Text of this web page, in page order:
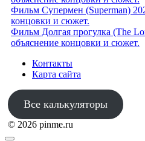
Фильм Супермен (Superman)
концовки и сюжет.
Фильм Долгая прогулка (The
объяснение концовки и сюжет.
Контакты
Карта сайта
Все калькуляторы
© 2026 pinme.ru